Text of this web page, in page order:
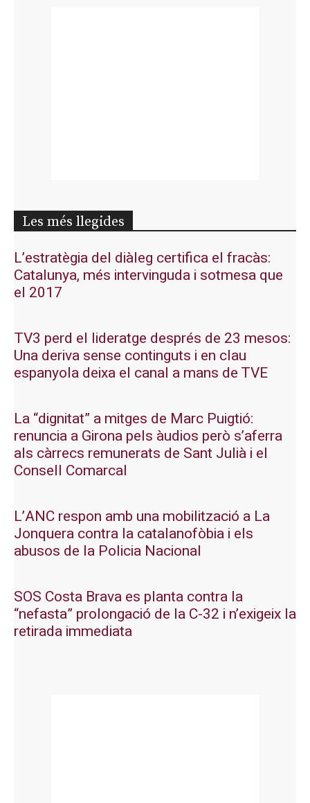
Les més llegides
L’estratègia del diàleg certifica el fracàs:
Catalunya, més intervinguda i sotmesa que
el 2017
TV3 perd el lideratge després de 23 mesos:
Una deriva sense continguts i en clau
espanyola deixa el canal a mans de TVE
La “dignitat” a mitges de Marc Puigtió:
renuncia a Girona pels àudios però s’aferra
als càrrecs remunerats de Sant Julià i el
Consell Comarcal
L’ANC respon amb una mobilització a La
Jonquera contra la catalanofòbia i els
abusos de la Policia Nacional
SOS Costa Brava es planta contra la
“nefasta” prolongació de la C-32 i n’exigeix la
retirada immediata